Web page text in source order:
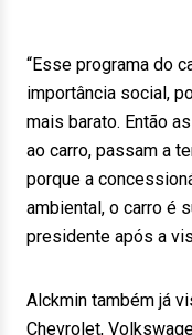
“Esse programa do
importância social,
mais barato. Então
ao carro, passam a
porque a
ambiental, o carro é
presidente após a
Alckmin também já
Chevrolet,